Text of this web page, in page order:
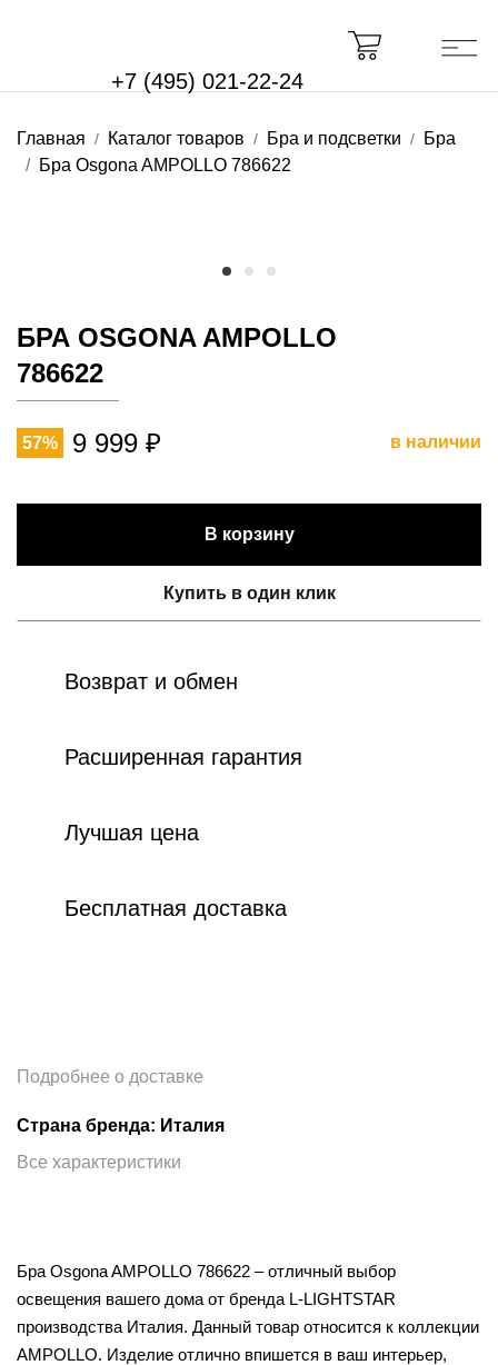
+7 (495) 021-22-24
Главная Каталог товаров Бра и подсветки
Бра
Бра Osgona AMPOLLO 786622
БРА OSGONA AMPOLLO
786622
57% 9 999 ₽ в наличии
В корзину
Купить в один клик
Возврат и обмен
Расширенная гарантия
Лучшая цена
Бесплатная доставка
Подробнее о доставке
Страна бренда: Италия
Все характеристики
Бра Osgona AMPOLLO 786622 – отличный выбор
освещения вашего дома от бренда L-LIGHTSTAR
производства Италия. Данный товар относится к коллекции
AMPOLLO. Изделие отлично впишется в ваш интерьер,